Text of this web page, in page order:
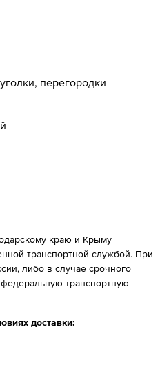
перегородки
краю и Крыму
транспортной службой. При
либо в случае срочного
транспортную
доставки: